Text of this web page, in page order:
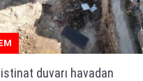
istinat duvarı havadan